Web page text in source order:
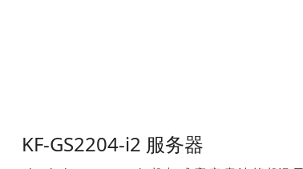
KF-GS2204-i2 服务器